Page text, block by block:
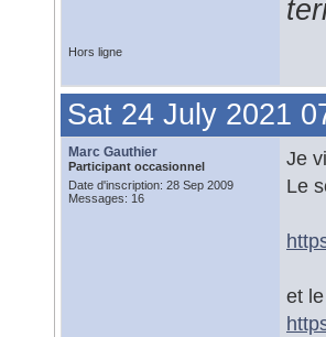
Hors ligne
Sat 24 July 2021
Marc Gauthier
Participant occasionnel
Date d'inscription: 28 Sep 2009
Messages: 16
Je
Le
et